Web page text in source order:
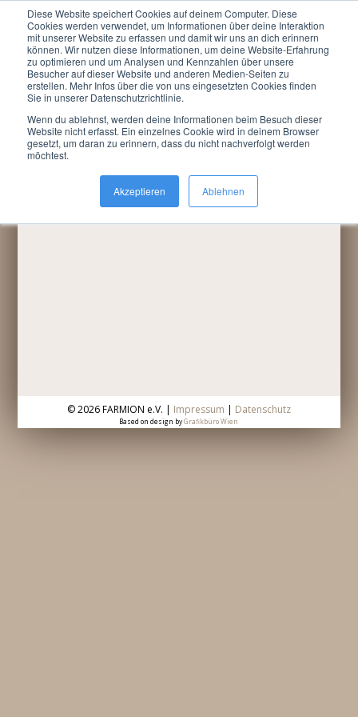
Diese Website speichert Cookies auf deinem Computer. Diese
Cookies werden verwendet, um Informationen über deine Interaktion
mit unserer Website zu erfassen und damit wir uns an dich erinnern
können. Wir nutzen diese Informationen, um deine Website-Erfahrung
zu optimieren und um Analysen und Kennzahlen über unsere
Besucher auf dieser Website und anderen Medien-Seiten zu
erstellen. Mehr Infos über die von uns eingesetzten Cookies finden
Sie in unserer Datenschutzrichtlinie.
Wenn du ablehnst, werden deine Informationen beim Besuch dieser
Website nicht erfasst. Ein einzelnes Cookie wird in deinem Browser
gesetzt, um daran zu erinnern, dass du nicht nachverfolgt werden
möchtest.
Akzeptieren Ablehnen
Menu
Du bist hier:LARP »Termine / Anmeldung»
Rückblicke»2005»WochenendCon März 2005
©2026 FARMION e.V. | Impressum | Datenschutz
Based on design byGrafikbüro Wien